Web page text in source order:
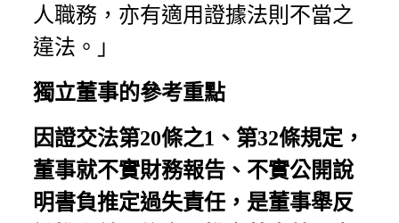
人職務，亦有適用證據法則不當之
違法。」
獨立董事的參考重點
因證交法第20條之1、第32條規定，
董事就不實財務報告、不實公開說
明書負推定過失責任，是董事舉反